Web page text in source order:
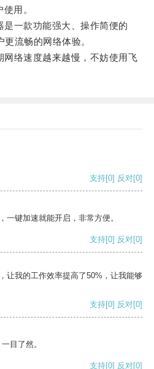
用。
一款功能强大、操作简便的
流畅的网络体验。
络速度越来越慢，不妨使用飞
支持[0] 反对[0]
一键加速就能开启，非常方便。
支持[0] 反对[0]
让我的工作效率提高了50%，让我能够
支持[0] 反对[0]
目了然。
支持[0] 反对[0]